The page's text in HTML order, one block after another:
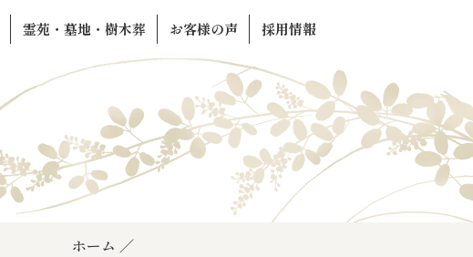
霊苑・墓地・樹木葬 お客様の声 採用情報
ホーム